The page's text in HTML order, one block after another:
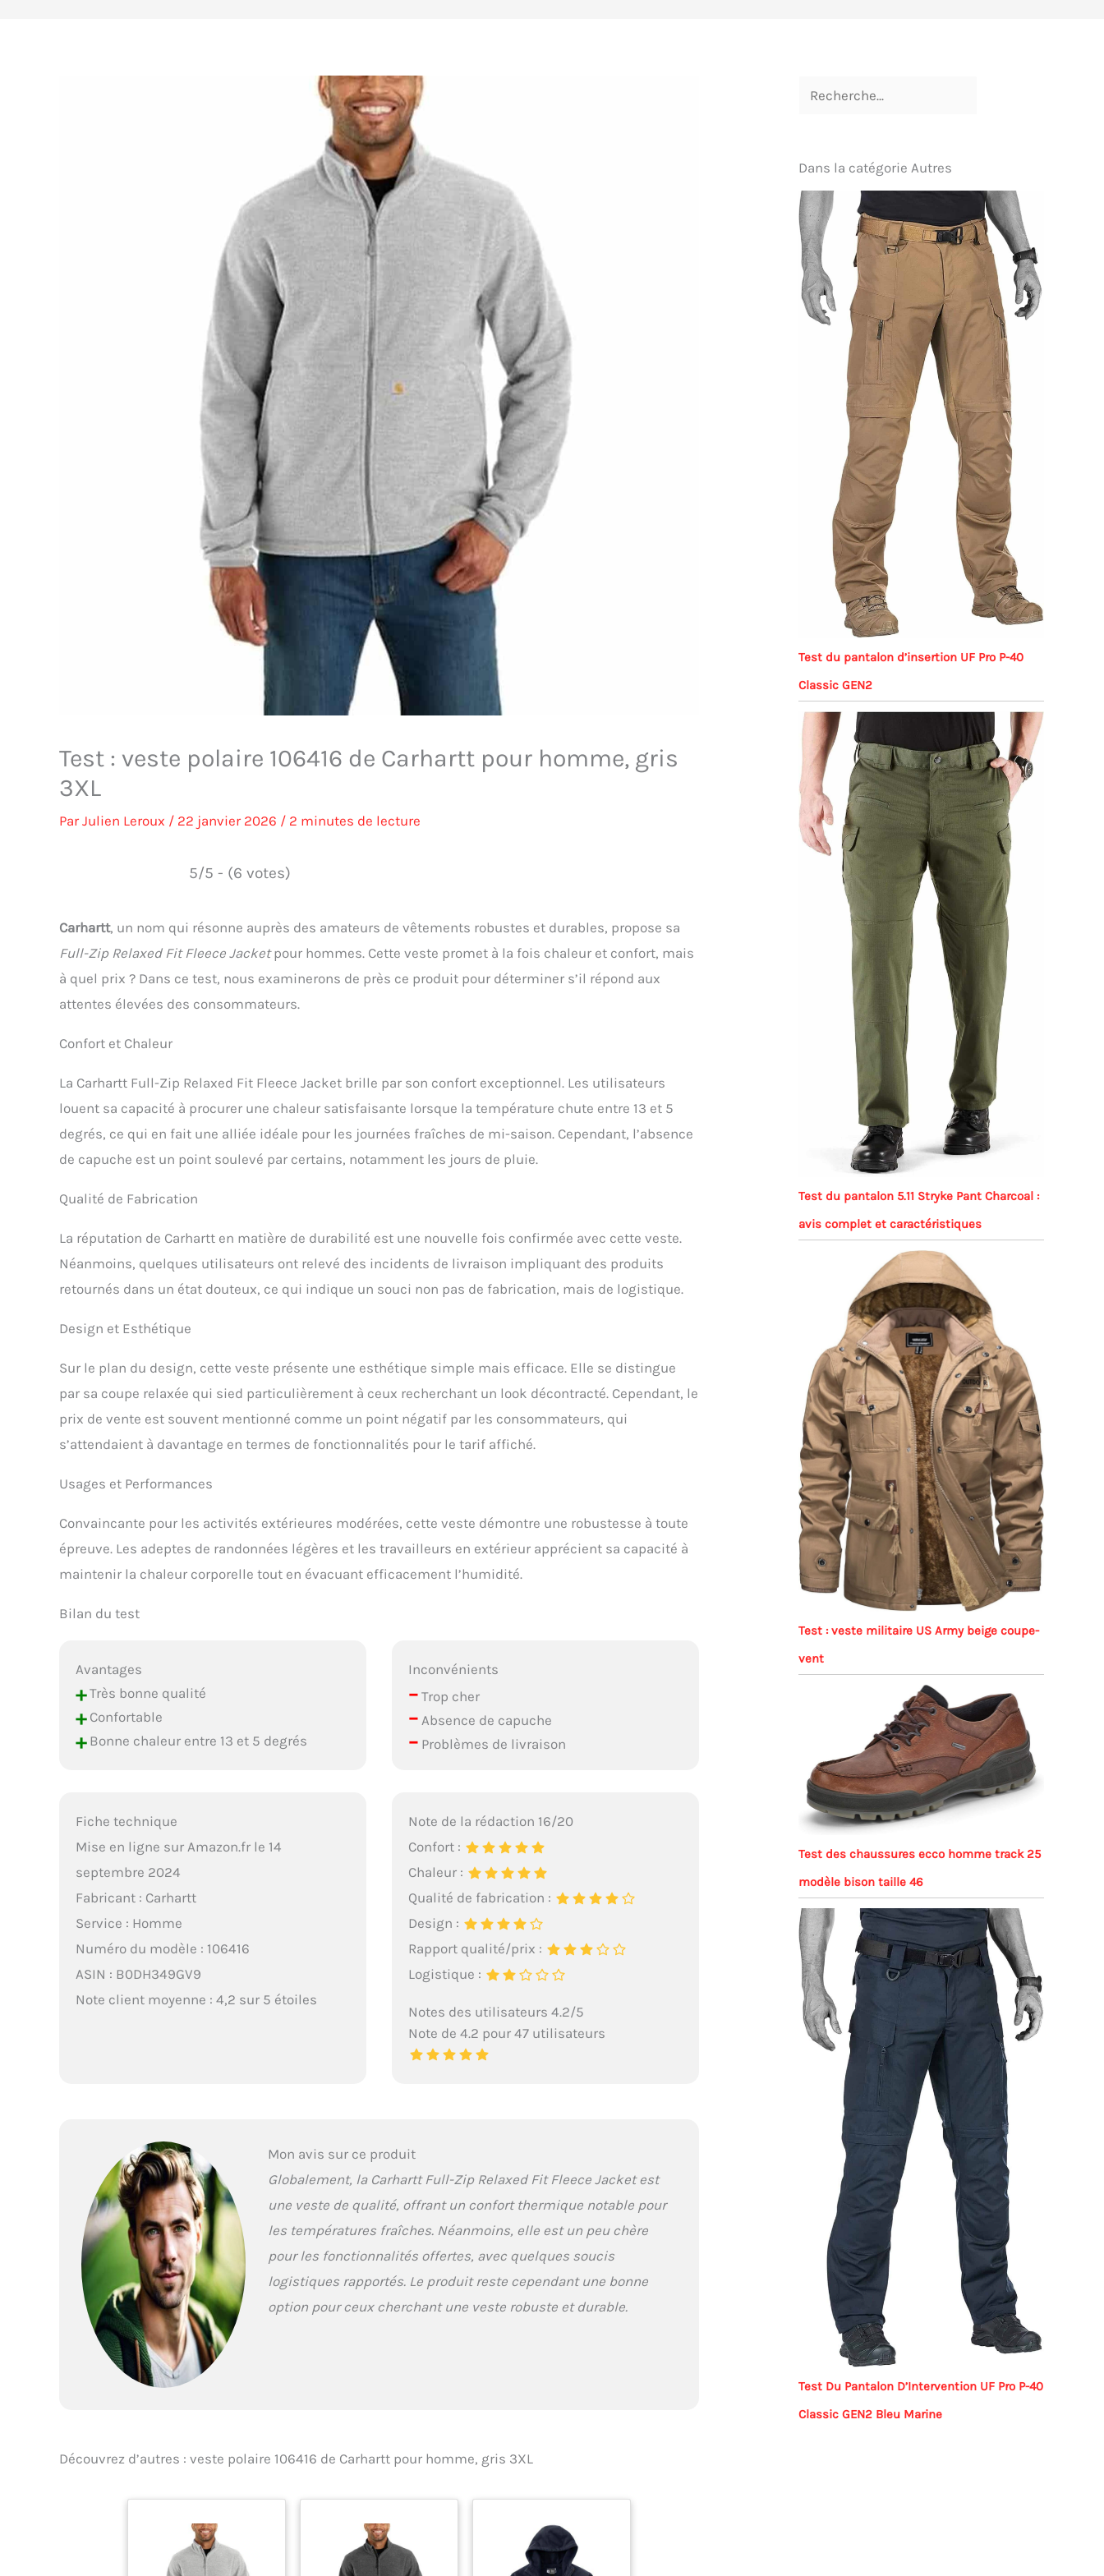
Test : veste polaire 106416 de Carhartt pour homme, gris
3XL
ParJulien Leroux / 22 janvier 2026 / 2 minutes de lecture
5/5 - (6 votes)
Carhartt, un nom qui résonne auprès des amateurs de vêtements robustes et durables, propose sa
Full-Zip Relaxed Fit Fleece Jacketpour hommes. Cette veste promet à la fois chaleur et confort, mais
à quel prix ? Dans ce test, nous examinerons de près ce produit pour déterminer s’il répond aux
attentes élevées des consommateurs.
Confort et Chaleur
La Carhartt Full-Zip Relaxed Fit Fleece Jacket brille par son confort exceptionnel. Les utilisateurs
louent sa capacité à procurer une chaleur satisfaisante lorsque la température chute entre 13 et 5
degrés, ce qui en fait une alliée idéale pour les journées fraîches de mi-saison. Cependant, l’absence
de capuche est un point soulevé par certains, notamment les jours de pluie.
Qualité de Fabrication
La réputation de Carhartt en matière de durabilité est une nouvelle fois confirmée avec cette veste.
Néanmoins, quelques utilisateurs ont relevé des incidents de livraison impliquant des produits
retournés dans un état douteux, ce qui indique un souci non pas de fabrication, mais de logistique.
Design et Esthétique
Sur le plan du design, cette veste présente une esthétique simple mais efficace. Elle se distingue
par sa coupe relaxée qui sied particulièrement à ceux recherchant un look décontracté. Cependant, le
prix de vente est souvent mentionné comme un point négatif par les consommateurs, qui
s’attendaient à davantage en termes de fonctionnalités pour le tarif affiché.
Usages et Performances
Convaincante pour les activités extérieures modérées, cette veste démontre une robustesse à toute
épreuve. Les adeptes de randonnées légères et les travailleurs en extérieur apprécient sa capacité à
maintenir la chaleur corporelle tout en évacuant efficacement l’humidité.
Bilan du test
Avantages
+Très bonne qualité
+Confortable
+Bonne chaleur entre 13 et 5 degrés
Inconvénients
– Trop cher
– Absence de capuche
– Problèmes de livraison
Fiche technique
Mise en ligne sur Amazon.fr le 14
septembre 2024
Fabricant : Carhartt
Service : Homme
Numéro du modèle : 106416
ASIN : B0DH349GV9
Note client moyenne : 4,2 sur 5 étoiles
Note de la rédaction 16/20
Confort :
Chaleur :
Qualité de fabrication :
Design :
Rapport qualité/prix :
Logistique :
Notes des utilisateurs 4.2/5
Note de 4.2 pour 47 utilisateurs
Mon avis sur ce produit
Globalement, la Carhartt Full-Zip Relaxed Fit Fleece Jacket est
une veste de qualité, offrant un confort thermique notable pour
les températures fraîches. Néanmoins, elle est un peu chère
pour les fonctionnalités offertes, avec quelques soucis
logistiques rapportés. Le produit reste cependant une bonne
option pour ceux cherchant une veste robuste et durable.
Découvrez d’autres : veste polaire 106416 de Carhartt pour homme, gris 3XL
Dans la catégorie Autres
Test du pantalon d’insertion UF Pro P-40
Classic GEN2
Test du pantalon 5.11 Stryke Pant Charcoal :
avis complet et caractéristiques
Test : veste militaire US Army beige coupe-
vent
Test des chaussures ecco homme track 25
modèle bison taille 46
Test Du Pantalon D’Intervention UF Pro P-40
Classic GEN2 Bleu Marine